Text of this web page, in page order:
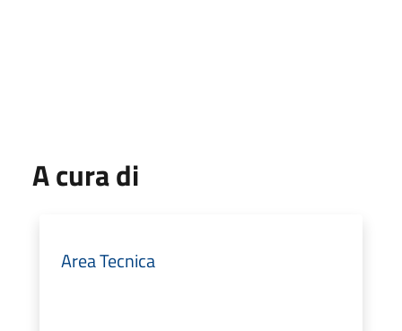
A cura di
Area Tecnica